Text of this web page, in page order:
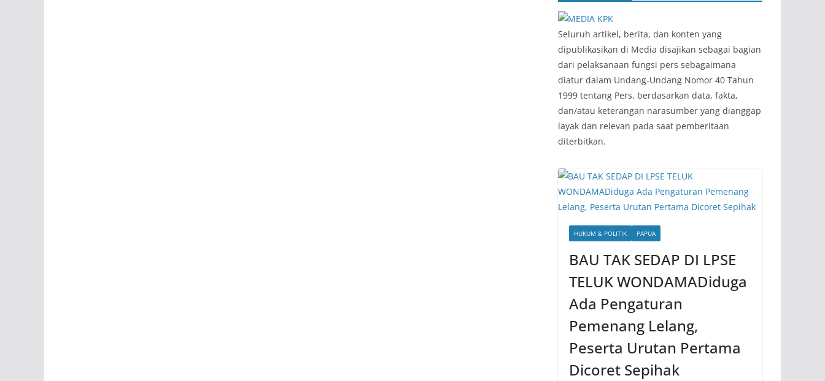
‎Seluruh artikel, berita, dan konten yang
dipublikasikan di Media disajikan sebagai bagian
dari pelaksanaan fungsi pers sebagaimana
diatur dalam Undang-Undang Nomor 40 Tahun
1999 tentang Pers, berdasarkan data, fakta,
dan/atau keterangan narasumber yang dianggap
layak dan relevan pada saat pemberitaan
diterbitkan.
HUKUM & POLITIK PAPUA
BAU TAK SEDAP DI LPSE
TELUK WONDAMADiduga
Ada Pengaturan
Pemenang Lelang,
Peserta Urutan Pertama
Dicoret Sepihak